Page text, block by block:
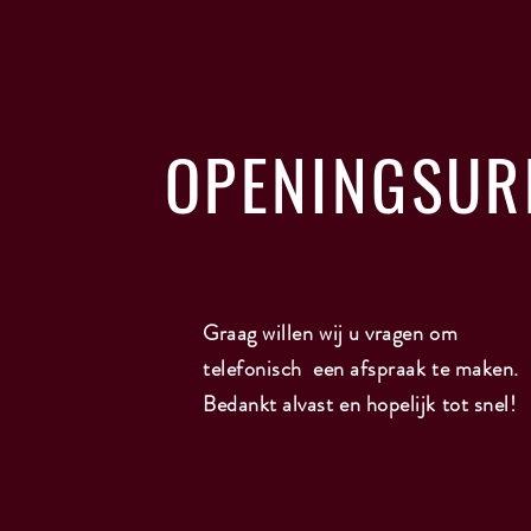
Graag willen wij u vragen om
telefonisch een afspraak te maken.
Bedankt alvast en hopelijk tot snel!